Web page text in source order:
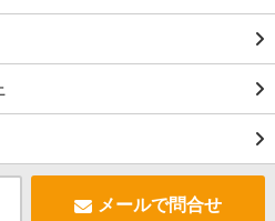
メールで問合せ